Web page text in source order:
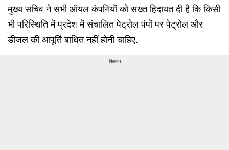
मुख्य सचिव ने सभी ऑयल कंपनियों को सख्त हिदायत दी है कि किसी
भी परिस्थिति में प्रदेश में संचालित पेट्रोल पंपों पर पेट्रोल और
डीजल की आपूर्ति बाधित नहीं होनी चाहिए.
विज्ञापन